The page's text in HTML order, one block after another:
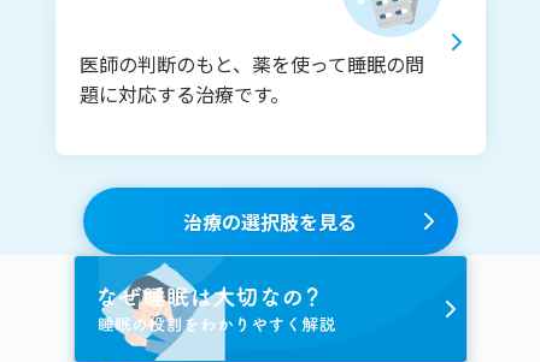
医師の判断のもと、薬を使って睡眠の問
題に対応する治療です。
治療の選択肢を見る